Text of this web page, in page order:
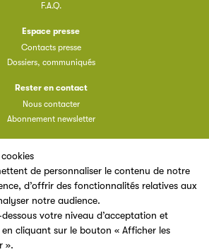
de personnaliser le contenu de notre
d’offrir des fonctionnalités relatives aux
notre audience.
votre niveau d’acceptation et
cliquant sur le bouton « Afficher les
».
F.A.Q.
Espace presse
Contacts presse
Dossiers, communiqués
Rester en contact
Nous contacter
Abonnement newsletter
Un site du